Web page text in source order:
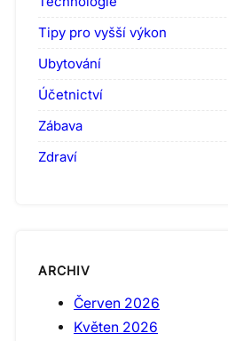
Tipy pro vyšší výkon
Ubytování
Účetnictví
Zábava
Zdraví
ARCHIV
Červen 2026
Květen 2026